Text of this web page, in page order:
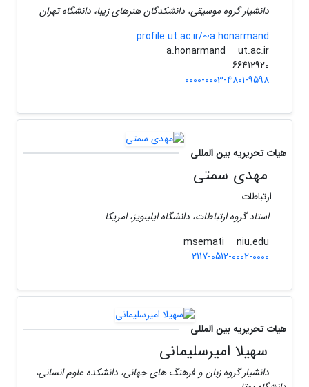
دانشیار گروه موسیقی، دانشکدگان هنرهای زیبا، دانشگاه تهران
profile.ut.ac.ir/~a.honarmand
a.honarmand
ut.ac.ir
0000-0003-4801-9598
هیات تحریریه بین المللی
مهدی سمتی
ارتباطات
استاد گروه ارتباطات، دانشگاه ایلینویز، امریکا
niu.edu
2117-0512-0002-0000
هیات تحریریه بین المللی
سهیلا امیرسلیمانی
دانشیار گروه زبان و فرهنگ های جهانی، دانشکده علوم انسانی،